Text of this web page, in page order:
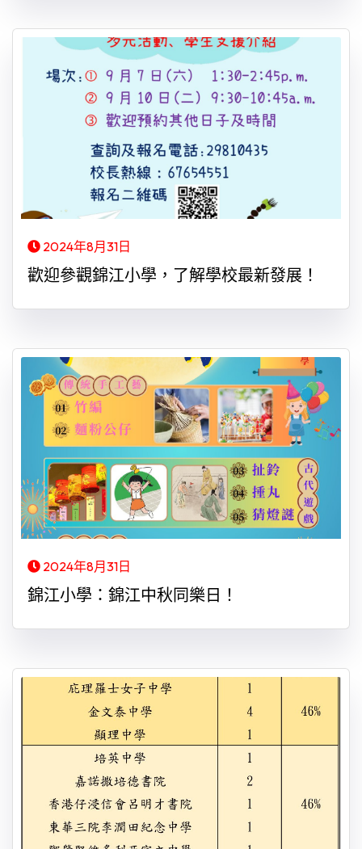
2024年8月31日
歡迎參觀錦江小學，了解學校最新發展！
2024年8月31日
錦江小學：錦江中秋同樂日！